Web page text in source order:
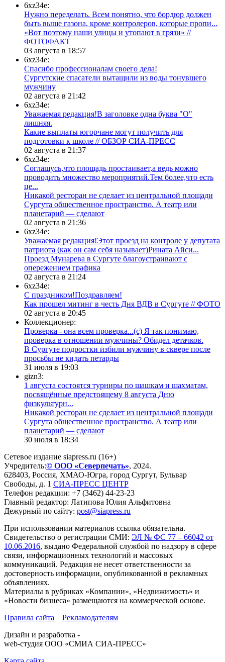
6xz34e:
Нужно переделать. Всем понятно, что бордюр должен
быть выше газона, кроме контролеров, которые пропи...
«Вот поэтому наши улицы и утопают в грязи» //
ФОТОФАКТ
03 августа в 18:57
6xz34e:
Спасибо профессионалам своего дела!
Сургутские спасатели вытащили из воды тонувшего
мужчину
02 августа в 21:42
6xz34e:
Уважаемая редакция!В заголовке одна буква "О"
лишняя.
Какие выплаты югорчане могут получить для
подготовки к школе // ОБЗОР СИА-ПРЕСС
02 августа в 21:37
6xz34e:
Соглашусь,что площадь простаивает,а ведь можно
проводить множество мероприятий.Тем более,что есть
це...
​Никакой ресторан не сделает из центральной площади
Сургута общественное пространство. А театр или
планетарий — сделают
02 августа в 21:36
6xz34e:
Уважаемая редакция!Этот проезд на контроле у депутата
патриота (как он сам себя называет)Рината Айси...
​Проезд Мунарева в Сургуте благоустраивают с
опережением графика
02 августа в 21:24
6xz34e:
С праздником!Поздравляем!
Как прошел митинг в честь Дня ВДВ в Сургуте // ФОТО
02 августа в 20:45
Коллекционер:
Проверка - она всем проверка...(с) Я так понимаю,
проверка в отношении мужчины? Обидел детачков.
В Сургуте подростки избили мужчину в сквере после
просьбы не кидать петарды
31 июля в 19:03
gizn3:
1 августа состоятся турниры по шашкам и шахматам,
посвящённые предстоящему 8 августа Дню
физкультурн...
​Никакой ресторан не сделает из центральной площади
Сургута общественное пространство. А театр или
планетарий — сделают
30 июля в 18:34
Сетевое издание siapress.ru (16+)
Учредитель:© ООО «Северпечать», 2024.
628403, Россия, ХМАО-Югра, город Сургут, Бульвар
Свободы, д. 1 СИА-ПРЕСС ЦЕНТР
Телефон редакции: +7 (3462) 44-23-23
Главный редактор: Латипова Юлия Альфитовна
Дежурный по сайту: post@siapress.ru
При использовании материалов ссылка обязательна.
Свидетельство о регистрации СМИ: ЭЛ № ФС 77 – 66042 от
10.06.2016, выдано Федеральной службой по надзору в сфере
связи, информационных технологий и массовых
коммуникаций. Редакция не несет ответственности за
достоверность информации, опубликованной в рекламных
объявлениях.
Материалы в рубриках «Компании», «Недвижимость» и
«Новости бизнеса» размещаются на коммерческой основе.
Правила сайта
Рекламодателям
Дизайн и разработка -
web-студия ООО «СМИА СИА-ПРЕСС»